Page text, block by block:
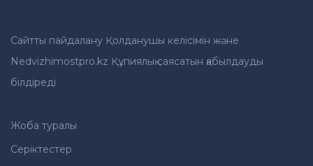
Сайтты пайдалану Қолданушы келісімін және
Nedvizhimostpro.kz Құпиялық саясатын қабылдауды
білдіреді
Жоба туралы
Серіктестер